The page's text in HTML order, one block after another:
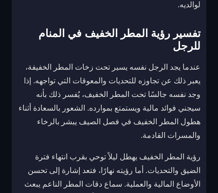
لوالديه.
تفسير رؤية المطر الخفيف في المنام
للرجل
عندما يجد الرجل نفسه يسير تحت زخات المطر الخفيفة،
يعبر ذلك عن تجاوزه للتحديات والمعوقات التي تواجهه. إذا
وجد نفسه جالسًا تحت المطر الخفيف، يُفسر ذلك بأنه
سيجني فوائد مالية ويستمتع بموارده. الشعور بالسعادة أثناء
هطول المطر الخفيف في فصل الصيف يبشر بالرخاء
والمسرات القادمة.
رؤية المطر الخفيف يهطل ليلاً توحي بقرب انتهاء فترة
الضيق والتحديات. أما رؤيته نهارًا، فتعد إشارة إلى تحسن
الأوضاع المالية والعملية. سماع دقات المطر الناعم يبعث